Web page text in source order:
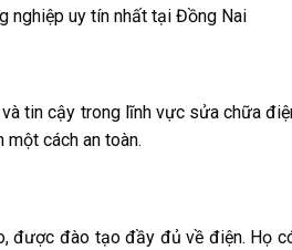
nghiệp uy tín nhất tại Đồng Nai
tin cậy trong lĩnh vực sửa chữa
cách an toàn.
được đào tạo đầy đủ về điện. Họ